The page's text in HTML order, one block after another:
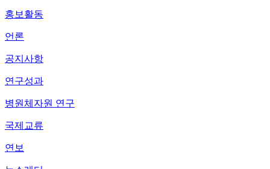
홍보활동
언론
공지사항
연구성과
병원체자원 연구
국제교류
연보